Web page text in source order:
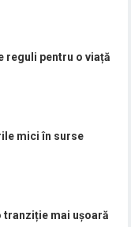
reguli pentru o viață
mici în surse
tranziție mai ușoară